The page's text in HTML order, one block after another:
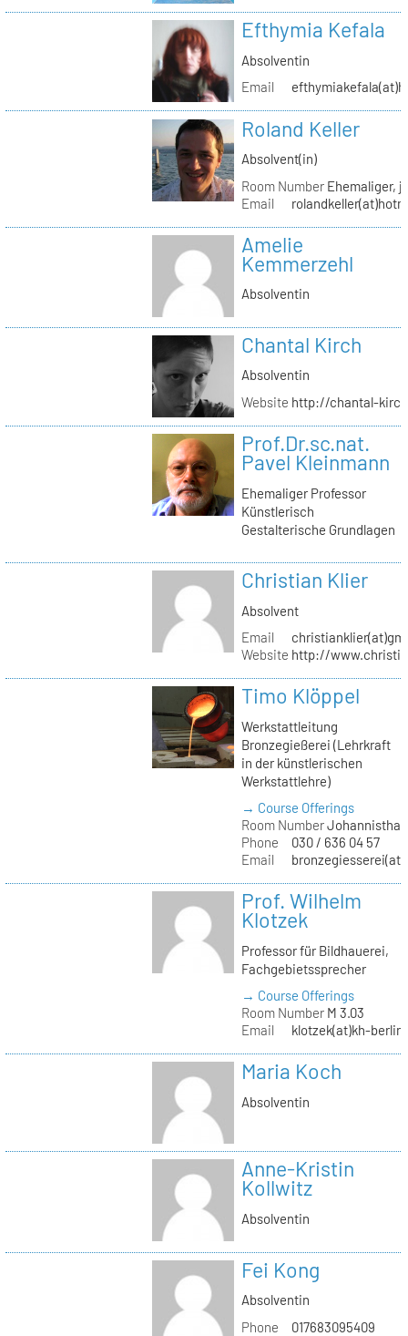
Efthymia Kefala
Absolventin
Email
Roland Keller
Absolvent(in)
Room NumberEhemaliger,
Email
Amelie
Kemmerzehl
Absolventin
Chantal Kirch
Absolventin
Website http://chantal-
Prof.Dr.sc.nat.
Pavel Kleinmann
Ehemaliger Professor
Künstlerisch
Gestalterische Grundlagen
Christian Klier
Absolvent
Email
Website http://
Timo Klöppel
Werkstattleitung
Bronzegießerei (Lehrkraft
in der künstlerischen
Werkstattlehre)
→ Course Offerings
Room NumberJohannisthal
Phone
030 / 636 04 57
Email
Prof. Wilhelm
Klotzek
Professor für Bildhauerei,
Fachgebietssprecher
→ Course Offerings
Room NumberM 3.03
Email
klotzek(at)kh-
Maria Koch
Absolventin
Anne-Kristin
Kollwitz
Absolventin
Fei Kong
Absolventin
Phone
017683095409